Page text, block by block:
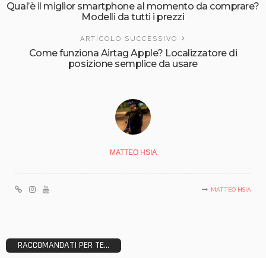
Qual’è il miglior smartphone al momento da comprare?
Modelli da tutti i prezzi
ARTICOLO SUCCESSIVO
Come funziona Airtag Apple? Localizzatore di
posizione semplice da usare
MATTEO HSIA
MATTEO HSIA
RACCOMANDATI PER TE...